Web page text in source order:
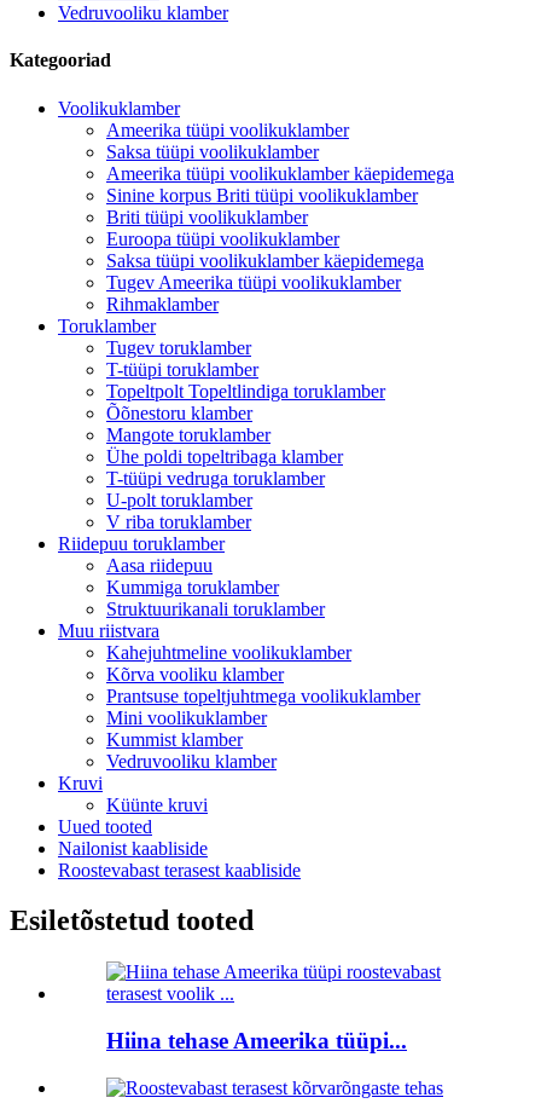
Vedruvooliku klamber
Kategooriad
Voolikuklamber
Ameerika tüüpi voolikuklamber
Saksa tüüpi voolikuklamber
Ameerika tüüpi voolikuklamber käepidemega
Sinine korpus Briti tüüpi voolikuklamber
Briti tüüpi voolikuklamber
Euroopa tüüpi voolikuklamber
Saksa tüüpi voolikuklamber käepidemega
Tugev Ameerika tüüpi voolikuklamber
Rihmaklamber
Toruklamber
Tugev toruklamber
T-tüüpi toruklamber
Topeltpolt Topeltlindiga toruklamber
Õõnestoru klamber
Mangote toruklamber
Ühe poldi topeltribaga klamber
T-tüüpi vedruga toruklamber
U-polt toruklamber
V riba toruklamber
Riidepuu toruklamber
Aasa riidepuu
Kummiga toruklamber
Struktuurikanali toruklamber
Muu riistvara
Kahejuhtmeline voolikuklamber
Kõrva vooliku klamber
Prantsuse topeltjuhtmega voolikuklamber
Mini voolikuklamber
Kummist klamber
Vedruvooliku klamber
Kruvi
Küünte kruvi
Uued tooted
Nailonist kaabliside
Roostevabast terasest kaabliside
Esiletõstetud tooted
Hiina tehase Ameerika tüüpi...